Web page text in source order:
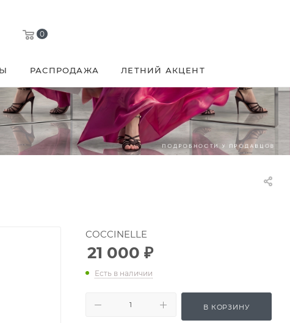
0
РАСПРОДАЖА ЛЕТНИЙ АКЦЕНТ
COCCINELLE
21 000 ₽
Есть в наличии
В КОРЗИНУ